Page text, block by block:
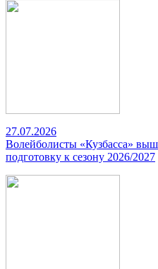
27.07.2026
Волейболисты «Кузбасса»
подготовку к сезону 2026/2027